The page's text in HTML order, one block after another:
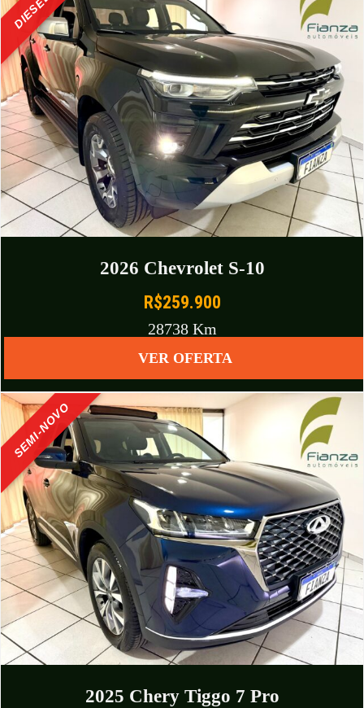
2026 Chevrolet S-10
R$259.900
28738 Km
VER OFERTA
SEMI-NOVO
2025 Chery Tiggo 7 Pro